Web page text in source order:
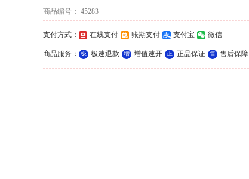
商品编号 ： 45283
支付方式 ： 在线支付 账期支付 支付宝 微信
商品服务 ： 极 极速退款 增 增值速开 正 正品保证 售 售后保障